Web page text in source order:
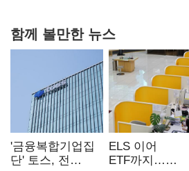
함께 볼만한 뉴스
'금융복합기업집
단' 토스, 전
ELS 이어
ETF까지…